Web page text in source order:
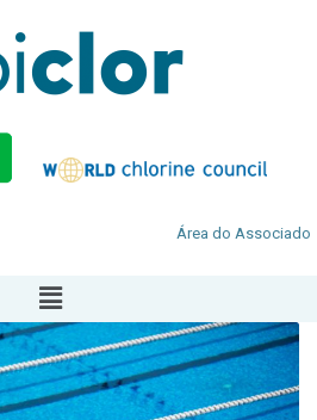
Área do Associado